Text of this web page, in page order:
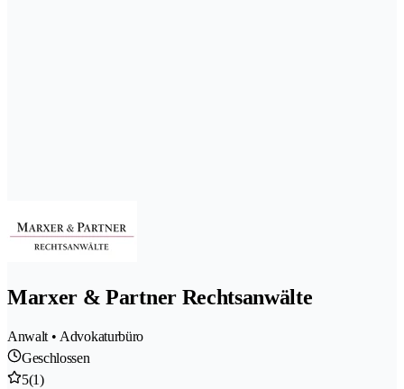
Marxer & Partner Rechtsanwälte
Anwalt • Advokaturbüro
Geschlossen
5(1)